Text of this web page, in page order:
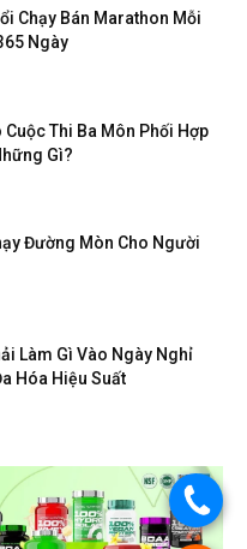
Chạy Bán Marathon Mỗi
Ngày
Cuộc Thi Ba Môn Phối Hợp
Gì?
Đường Mòn Cho Người
Làm Gì Vào Ngày Nghỉ
Hóa Hiệu Suất
.